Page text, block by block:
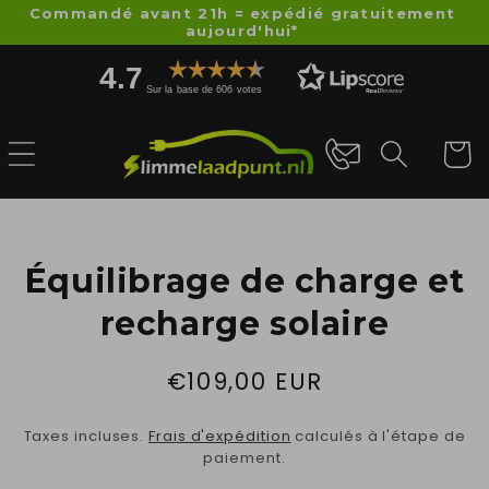
et
au
contenu
Commandé avant 21h = expédié gratuitement
aujourd'hui*
4.7 Sur la base de 606 votes
Panier
informations
produits
Équilibrage de charge et
recharge solaire
Prix
€109,00 EUR
Taxes incluses.Frais d'expédition calculés à l'étape de
paiement.